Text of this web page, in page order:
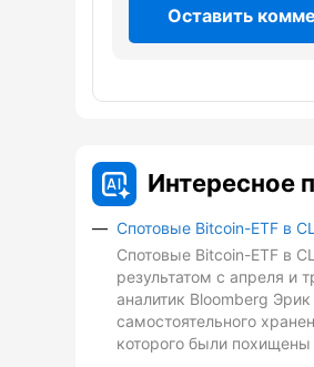
Оставить
Интересное
Спотовые Bitcoin-ETF в
Спотовые Bitcoin-ETF в
результатом с апреля и
аналитик Bloomberg
самостоятельного
которого были